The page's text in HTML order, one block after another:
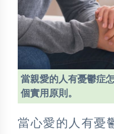
當親愛的人有憂鬱症
個實用原則。
當心愛的人有憂